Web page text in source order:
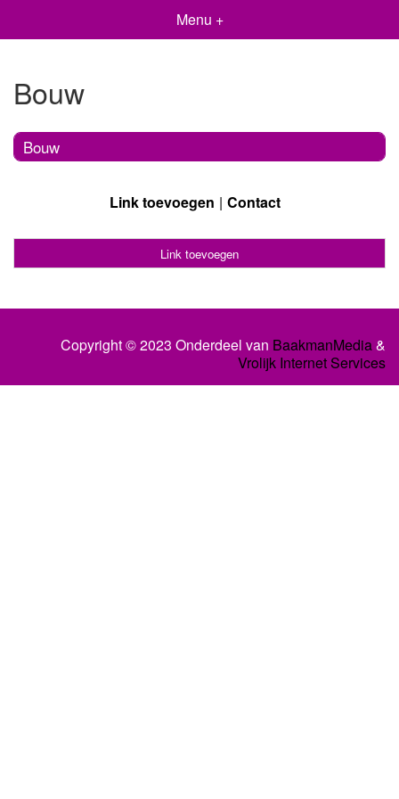
Menu +
Bouw
Bouw
Link toevoegen Contact
Link toevoegen
Copyright © 2023 Onderdeel van BaakmanMedia&
Vrolijk Internet Services